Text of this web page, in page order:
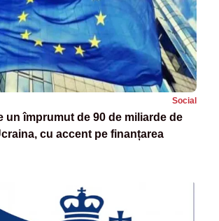
Social
un împrumut de 90 de miliarde de
cu accent pe finanțarea